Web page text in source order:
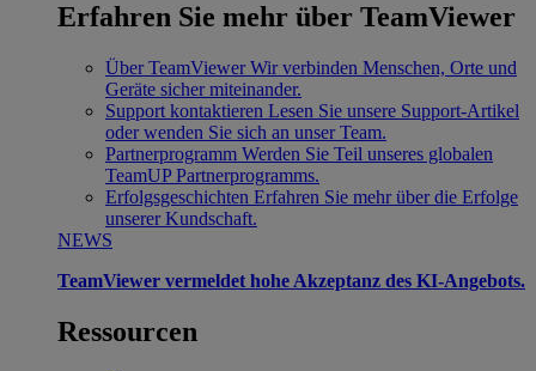
Erfahren Sie mehr über TeamViewer
Über TeamViewer Wir verbinden Menschen, Orte und
Geräte sicher miteinander.
Support kontaktieren Lesen Sie unsere Support-Artikel
oder wenden Sie sich an unser Team.
Partnerprogramm Werden Sie Teil unseres globalen
TeamUP Partnerprogramms.
Erfolgsgeschichten Erfahren Sie mehr über die Erfolge
unserer Kundschaft.
NEWS
TeamViewer vermeldet hohe Akzeptanz des KI-Angebots.
Ressourcen